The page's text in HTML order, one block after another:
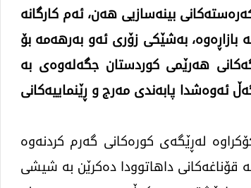
بینەسازیی هەن، ئەم کارگانە
بازاڕەوە، بەشێکی زۆری ئەو بەرهەمە بۆ
هەرێمی کوردستان جگەلەوەی بە
ئەوەشدا پابەندی مەرج و ڕێنماییەکانی
لەڕێگەی کورەکانی گەرم کردنەوە
قۆناغەکانی داهاتوودا دەکرێن بە شیشی